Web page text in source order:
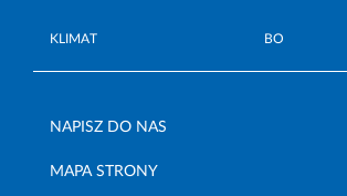
KLIMAT BO
NAPISZ DO NAS
MAPA STRONY